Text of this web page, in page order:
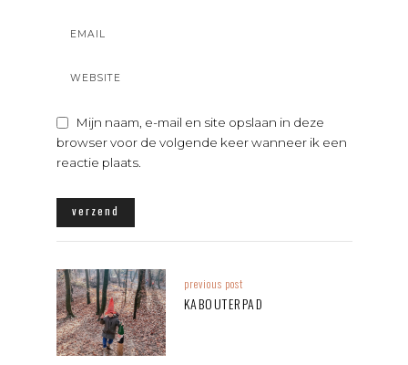
Mijn naam, e-mail en site opslaan in deze
browser voor de volgende keer wanneer ik een
reactie plaats.
previous post
KABOUTERPAD